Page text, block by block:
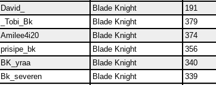
David_ Blade Knight 191
_Tobi_Bk Blade Knight 379
Amilee4i20 Blade Knight 374
prisipe_bk Blade Knight 356
BK_yraa Blade Knight 340
Bk_severen Blade Knight 339